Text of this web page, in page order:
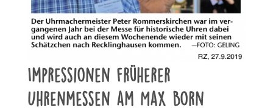
Impressionen früherer
Uhrenmessen am Max Born